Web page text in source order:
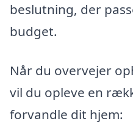
beslutning, der
budget.
Når du overvejer
vil du opleve en
forvandle dit hjem: